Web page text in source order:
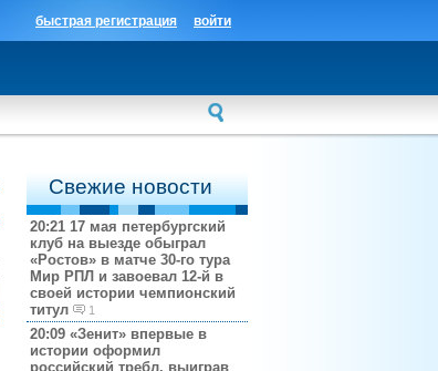
войти
быстрая регистрация
Свежие новости
20:21 17 мая петербургский
клуб на выезде обыграл
«Ростов» в матче 30-го тура
Мир РПЛ и завоевал 12-й в
своей истории чемпионский
титул
1
20:09 «Зенит» впервые в
истории оформил
российский требл, выиграв